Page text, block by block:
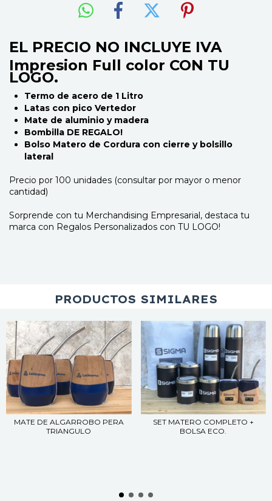
EL PRECIO NO INCLUYE IVA
Impresion Full color CON TU
LOGO.
Termo de acero de 1 Litro
Latas con pico Vertedor
Mate de aluminio y madera
Bombilla DE REGALO!
Bolso Matero de Cordura con cierre y bolsillo
lateral
Precio por 100 unidades (consultar por mayor o menor
cantidad)
Sorprende con tu Merchandising Empresarial, destaca tu
marca con Regalos Personalizados con TU LOGO!
PRODUCTOS SIMILARES
MATE DE ALGARROBO PERA
TRIANGULO
SET MATERO COMPLETO +
BOLSA ECO.